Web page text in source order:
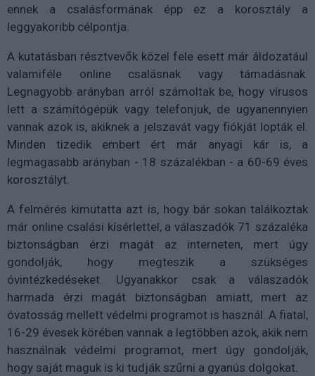
ennek a csalásformának épp ez a korosztály a
leggyakoribb célpontja.
A kutatásban résztvevők közel fele esett már áldozatául
valamiféle online csalásnak vagy támadásnak.
Legnagyobb arányban arról számoltak be, hogy vírusos
lett a számítógépük vagy telefonjuk, de ugyanennyien
vannak azok is, akiknek a jelszavát vagy fiókját lopták el.
Minden tizedik embert ért már anyagi kár is, a
legmagasabb arányban - 18 százalékban - a 60-69 éves
korosztályt.
A felmérés kimutatta azt is, hogy bár sokan találkoztak
már online csalási kísérlettel, a válaszadók 71 százaléka
biztonságban érzi magát az interneten, mert úgy
gondolják, hogy megteszik a szükséges
óvintézkedéseket. Ugyanakkor csak a válaszadók
harmada érzi magát biztonságban amiatt, mert az
óvatosság mellett védelmi programot is használ. A fiatal,
16-29 évesek körében vannak a legtöbben azok, akik nem
használnak védelmi programot, mert úgy gondolják,
hogy saját maguk is ki tudják szűrni a gyanús dolgokat.